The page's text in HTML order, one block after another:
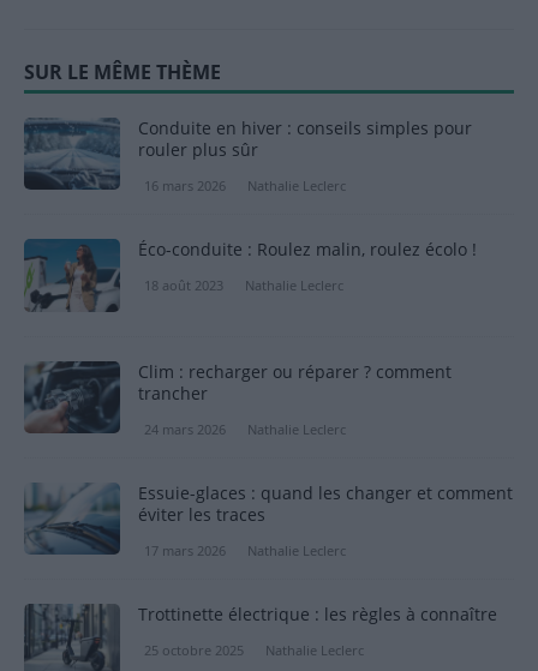
SUR LE MÊME THÈME
Conduite en hiver : conseils simples pour
rouler plus sûr
16 mars 2026 Nathalie Leclerc
Éco-conduite : Roulez malin, roulez écolo !
18 août 2023 Nathalie Leclerc
Clim : recharger ou réparer ? comment
trancher
24 mars 2026 Nathalie Leclerc
Essuie-glaces : quand les changer et comment
éviter les traces
17 mars 2026 Nathalie Leclerc
Trottinette électrique : les règles à connaître
25 octobre 2025 Nathalie Leclerc